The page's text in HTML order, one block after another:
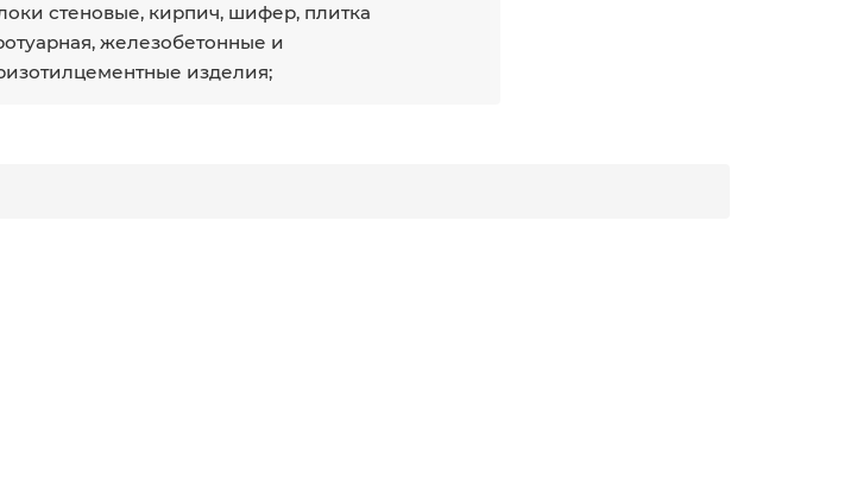
стеновые, кирпич, шифер, плитка
железобетонные и
изделия;